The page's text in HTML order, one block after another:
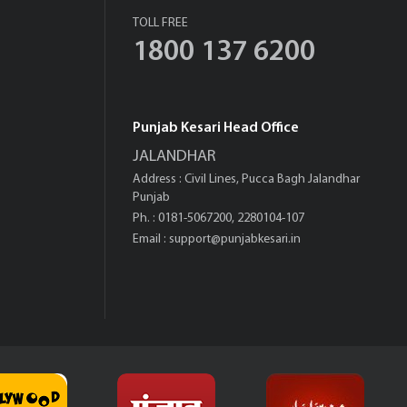
TOLL FREE
1800 137 6200
Punjab Kesari Head Office
JALANDHAR
Address : Civil Lines, Pucca Bagh Jalandhar
Punjab
Ph. : 0181-5067200, 2280104-107
Email : support@punjabkesari.in